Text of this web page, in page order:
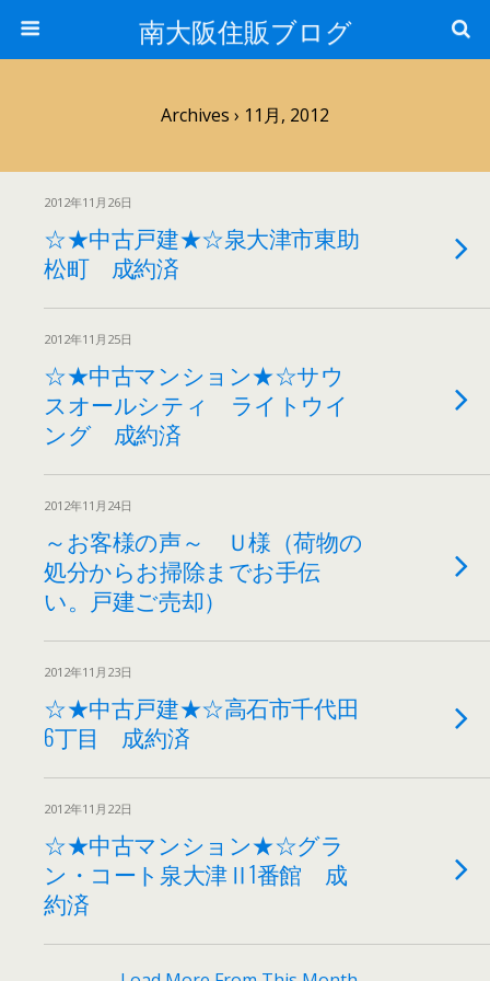
南大阪住販ブログ
Archives › 11月, 2012
2012年11月26日
☆★中古戸建★☆泉大津市東助
松町 成約済
2012年11月25日
☆★中古マンション★☆サウ
スオールシティ ライトウイ
ング 成約済
2012年11月24日
～お客様の声～ Ｕ様（荷物の
処分からお掃除までお手伝
い。戸建ご売却）
2012年11月23日
☆★中古戸建★☆高石市千代田
6丁目 成約済
2012年11月22日
☆★中古マンション★☆グラ
ン・コート泉大津Ⅱ1番館 成
約済